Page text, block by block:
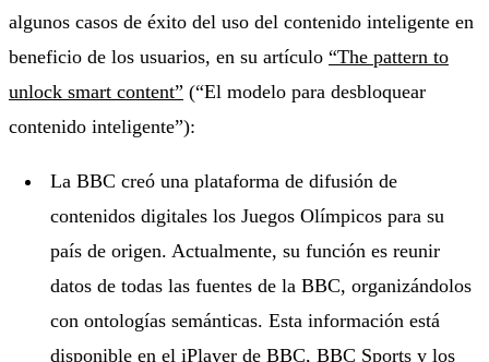
algunos casos de éxito del uso del contenido inteligente en
beneficio de los usuarios, en su artículo “The pattern to
unlock smart content” (“El modelo para desbloquear
contenido inteligente”):
La BBC creó una plataforma de difusión de
contenidos digitales los Juegos Olímpicos para su
país de origen. Actualmente, su función es reunir
datos de todas las fuentes de la BBC, organizándolos
con ontologías semánticas. Esta información está
disponible en el iPlayer de BBC, BBC Sports y los